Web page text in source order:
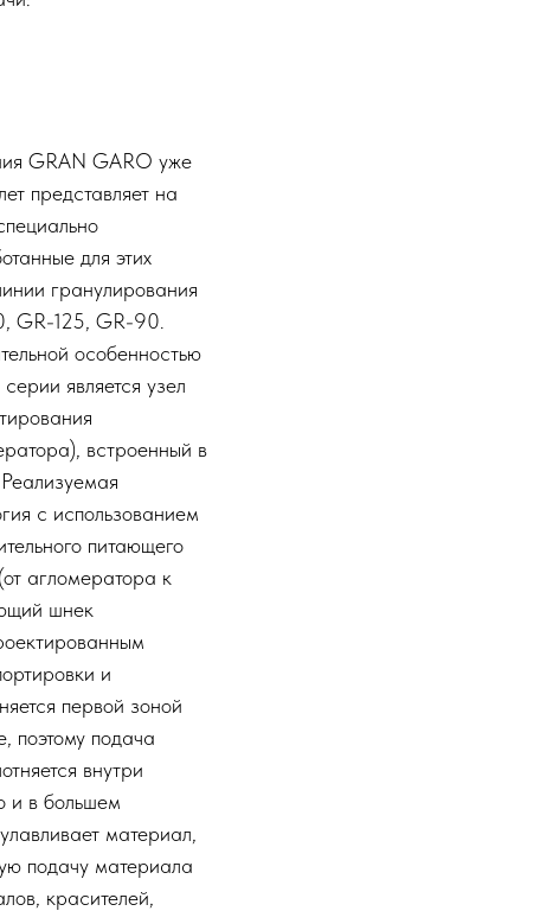
GRAN GARO уже
представляет на
для этих
гранулирования
GR-125, GR-90.
особенностью
является узел
встроенный в
с использованием
питающего
агломератора к
шнек
и
первой зоной
поэтому подача
внутри
и в большем
материал,
подачу материала
красителей,